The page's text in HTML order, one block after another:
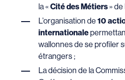
la « Cité des Métiers» de
L’organisation de10
internationale
wallonnes de se profiler
étrangers ;
La décision de la